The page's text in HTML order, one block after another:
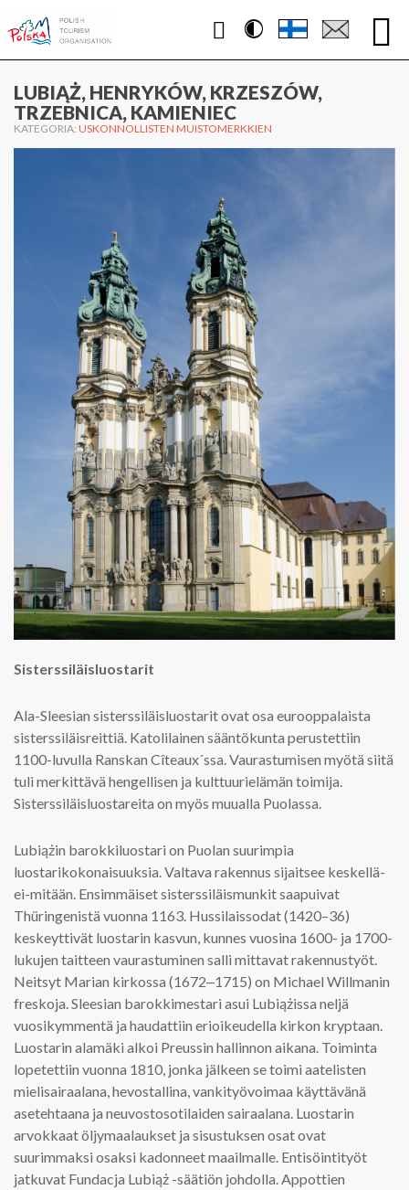
Contrast
WWW.PUOLA.TRAVEL
LUBIĄŻ, HENRYKÓW, KRZESZÓW,
TRZEBNICA, KAMIENIEC
KATEGORIA: USKONNOLLISTEN MUISTOMERKKIEN
Sisterssiläisluostarit
Ala-Sleesian sisterssiläisluostarit ovat osa eurooppalaista
sisterssiläisreittiä. Katolilainen sääntökunta perustettiin
1100-luvulla Ranskan Cîteaux´ssa. Vaurastumisen myötä siitä
tuli merkittävä hengellisen ja kulttuurielämän toimija.
Sisterssiläisluostareita on myös muualla Puolassa.
Lubiążin barokkiluostari on Puolan suurimpia
luostarikokonaisuuksia. Valtava rakennus sijaitsee keskellä-
ei-mitään. Ensimmäiset sisterssiläismunkit saapuivat
Thüringenistä vuonna 1163. Hussilaissodat (1420–36)
keskeyttivät luostarin kasvun, kunnes vuosina 1600- ja 1700-
lukujen taitteen vaurastuminen salli mittavat rakennustyöt.
Neitsyt Marian kirkossa (1672‒1715) on Michael Willmanin
freskoja. Sleesian barokkimestari asui Lubiążissa neljä
vuosikymmentä ja haudattiin erioikeudella kirkon kryptaan.
Luostarin alamäki alkoi Preussin hallinnon aikana. Toiminta
lopetettiin vuonna 1810, jonka jälkeen se toimi aatelisten
mielisairaalana, hevostallina, vankityövoimaa käyttävänä
asetehtaana ja neuvostosotilaiden sairaalana. Luostarin
arvokkaat öljymaalaukset ja sisustuksen osat ovat
suurimmaksi osaksi kadonneet maailmalle. Entisöintityöt
jatkuvat Fundacja Lubiąż -säätiön johdolla. Appottien